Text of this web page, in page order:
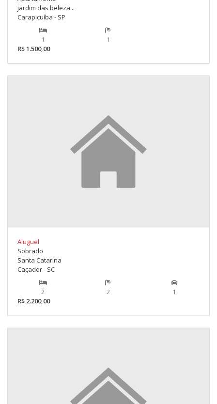
jardim das beleza...
Carapicuíba - SP
1
1
R$ 1.500,00
Aluguel
Sobrado
Santa Catarina
Caçador - SC
2 2
1
R$ 2.200,00